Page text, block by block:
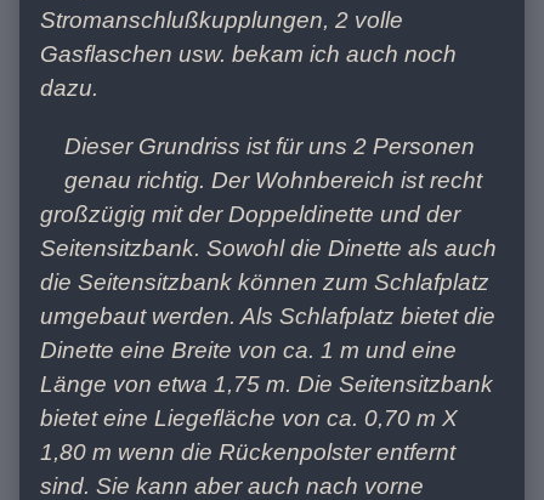
Stromanschlußkupplungen, 2 volle
Gasflaschen usw. bekam ich auch noch
dazu.
Dieser Grundriss ist für uns 2 Personen
genau richtig. Der Wohnbereich ist recht
großzügig mit der Doppeldinette und der
Seitensitzbank. Sowohl die Dinette als auch
die Seitensitzbank können zum Schlafplatz
umgebaut werden. Als Schlafplatz bietet die
Dinette eine Breite von ca. 1 m und eine
Länge von etwa 1,75 m. Die Seitensitzbank
bietet eine Liegefläche von ca. 0,70 m X
1,80 m wenn die Rückenpolster entfernt
sind. Sie kann aber auch nach vorne